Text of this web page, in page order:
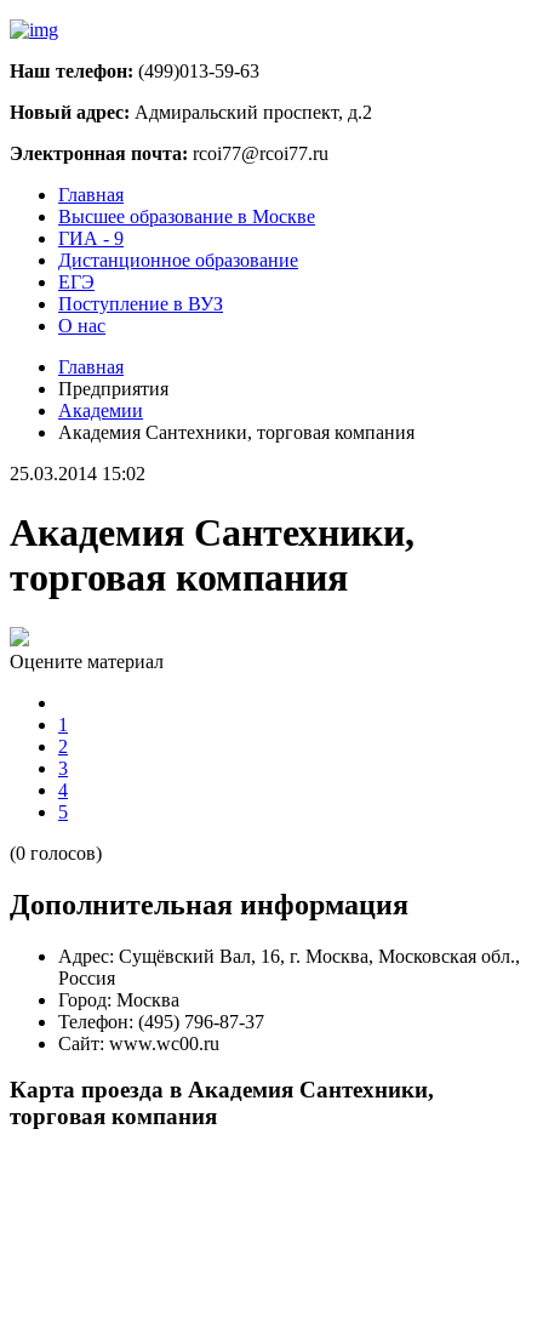
Наш телефон: (499)013-59-63
Новый адрес: Адмиральский проспект, д.2
Электронная почта: rcoi77@rcoi77.ru
Главная
Высшее образование в Москве
ГИА - 9
Дистанционное образование
ЕГЭ
Поступление в ВУЗ
О нас
Главная
Предприятия
Академии
Академия Сантехники, торговая компания
25.03.2014 15:02
Академия Сантехники,
торговая компания
Оцените материал
1
2
3
4
5
(0 голосов)
Дополнительная информация
Адрес: Сущёвский Вал, 16, г. Москва, Московская обл.,
Россия
Город: Москва
Телефон: (495) 796-87-37
Сайт: www.wc00.ru
Карта проезда в Академия Сантехники,
торговая компания